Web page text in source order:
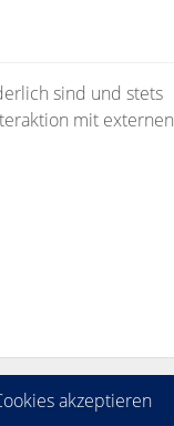
sind und stets
mit externen
akzeptieren